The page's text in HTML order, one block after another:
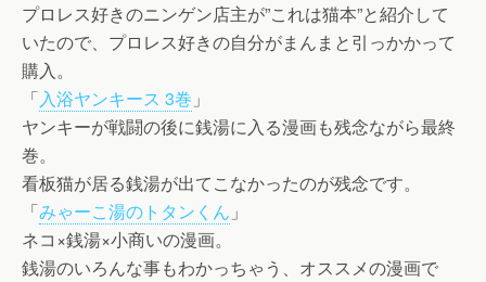
プロレス好きのニンゲン店主が”これは猫本”と紹介して
いたので、プロレス好きの自分がまんまと引っかかって
購入。
「入浴ヤンキース 3巻 」
ヤンキーが戦闘の後に銭湯に入る漫画も残念ながら最終
巻。
看板猫が居る銭湯が出てこなかったのが残念です。
「みゃーこ湯のトタンくん 」
ネコ×銭湯×小商いの漫画。
銭湯のいろんな事もわかっちゃう、オススメの漫画で